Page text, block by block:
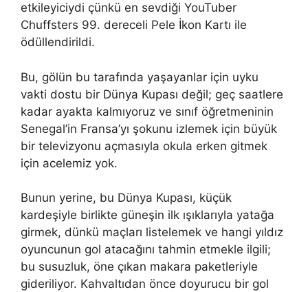
etkileyiciydi çünkü en sevdiği YouTuber
Chuffsters 99. dereceli Pele İkon Kartı ile
ödüllendirildi.
Bu, gölün bu tarafında yaşayanlar için uyku
vakti dostu bir Dünya Kupası değil; geç saatlere
kadar ayakta kalmıyoruz ve sınıf öğretmeninin
Senegal’in Fransa’yı şokunu izlemek için büyük
bir televizyonu açmasıyla okula erken gitmek
için acelemiz yok.
Bunun yerine, bu Dünya Kupası, küçük
kardeşiyle birlikte güneşin ilk ışıklarıyla yatağa
girmek, dünkü maçları listelemek ve hangi yıldız
oyuncunun gol atacağını tahmin etmekle ilgili;
bu susuzluk, öne çıkan makara paketleriyle
gideriliyor. Kahvaltıdan önce doyurucu bir gol